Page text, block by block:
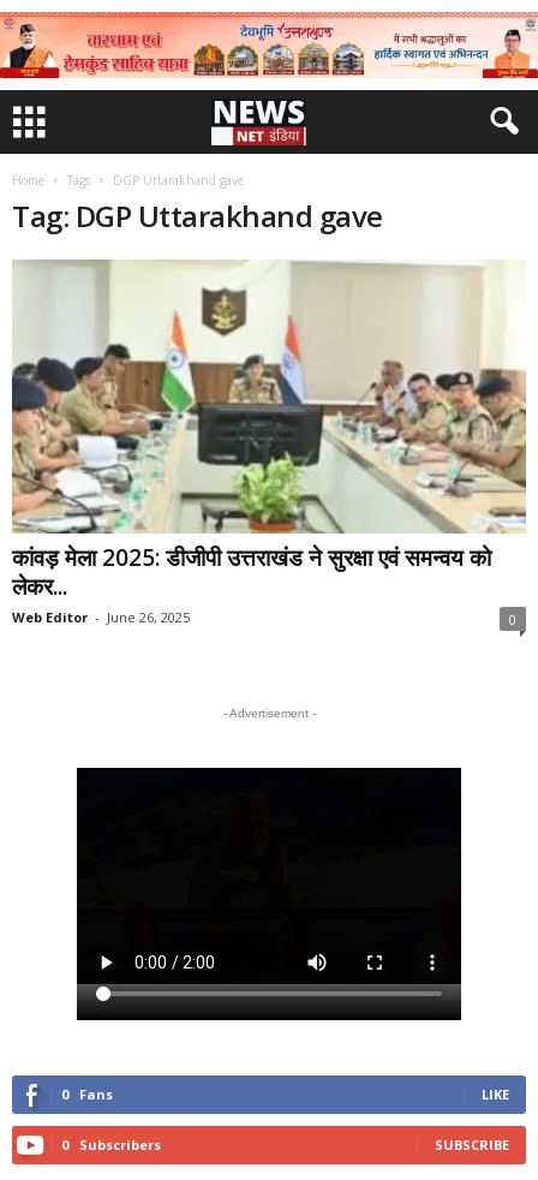
Home Tags DGP Uttarakhand gave
Tag: DGP Uttarakhand gave
कांवड़ मेला 2025: डीजीपी उत्तराखंड ने सुरक्षा एवं समन्वय को
लेकर...
Web Editor - June 26, 2025 0
- Advertisement -
0 Fans LIKE
0 Subscribers SUBSCRIBE